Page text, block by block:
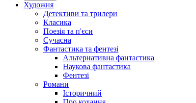
Художня
Детективи та трилери
Класика
Поезія та п'єси
Сучасна
Фантастика та фентезі
Альтернативна фантастика
Наукова фантастика
Фентезі
Романи
Історичний